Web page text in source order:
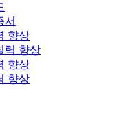
서
향상
력 향상
향상
향상